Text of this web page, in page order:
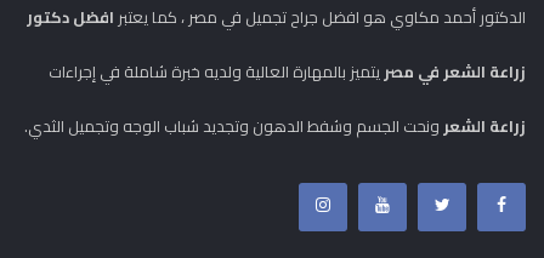
الدكتور أحمد مكاوي هو افضل جراح تجميل في مصر ، كما يعتبر افضل دكتور
زراعة الشعر في مصر يتميز بالمهارة العالية ولديه خبرة شاملة في إجراءات
زراعة الشعر ونحت الجسم وشفط الدهون وتجديد شباب الوجه وتجميل الثدي.